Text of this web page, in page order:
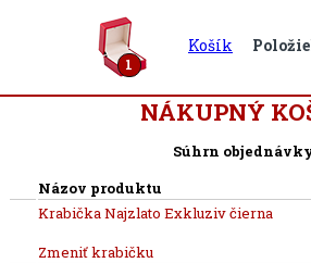
1
Košík
NÁKUPNÝ
Súhrn
Názov produktu
Krabička Najzlato Exkluziv čierna
Zmeniť krabičku